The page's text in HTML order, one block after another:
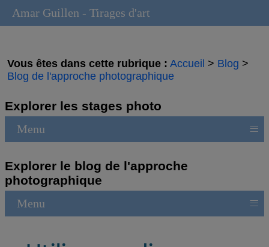
Vous êtes dans cette rubrique : Accueil > Blog >
Blog de l'approche photographique
Explorer les stages photo
Menu ≡
Explorer le blog de l'approche
photographique
Menu ≡
Amar Guillen - Tirages d'art